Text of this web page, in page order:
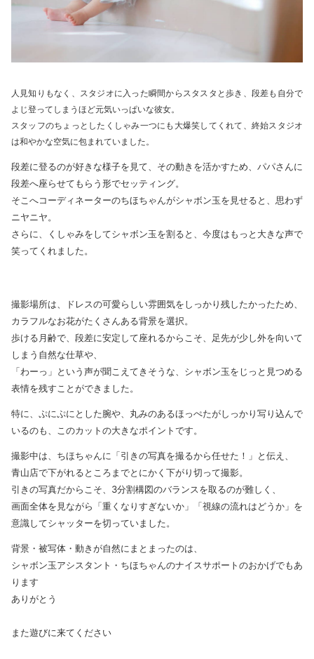
人見知りもなく、スタジオに入った瞬間からスタスタと歩き、段差も自分で
よじ登ってしまうほど元気いっぱいな彼女。
スタッフのちょっとしたくしゃみ一つにも大爆笑してくれて、終始スタジオ
は和やかな空気に包まれていました。
段差に登るのが好きな様子を見て、その動きを活かすため、パパさんに
段差へ座らせてもらう形でセッティング。
そこへコーディネーターのちほちゃんがシャボン玉を見せると、思わず
ニヤニヤ。
さらに、くしゃみをしてシャボン玉を割ると、今度はもっと大きな声で
笑ってくれました。
撮影場所は、ドレスの可愛らしい雰囲気をしっかり残したかったため、
カラフルなお花がたくさんある背景を選択。
歩ける月齢で、段差に安定して座れるからこそ、足先が少し外を向いて
しまう自然な仕草や、
「わーっ」という声が聞こえてきそうな、シャボン玉をじっと見つめる
表情を残すことができました。
特に、ぷにぷにとした腕や、丸みのあるほっぺたがしっかり写り込んで
いるのも、このカットの大きなポイントです。
撮影中は、ちほちゃんに「引きの写真を撮るから任せた！」と伝え、
青山店で下がれるところまでとにかく下がり切って撮影。
引きの写真だからこそ、3分割構図のバランスを取るのが難しく、
画面全体を見ながら「重くなりすぎないか」「視線の流れはどうか」を
意識してシャッターを切っていました。
背景・被写体・動きが自然にまとまったのは、
シャボン玉アシスタント・ちほちゃんのナイスサポートのおかげでもあ
ります
ありがとう
また遊びに来てください